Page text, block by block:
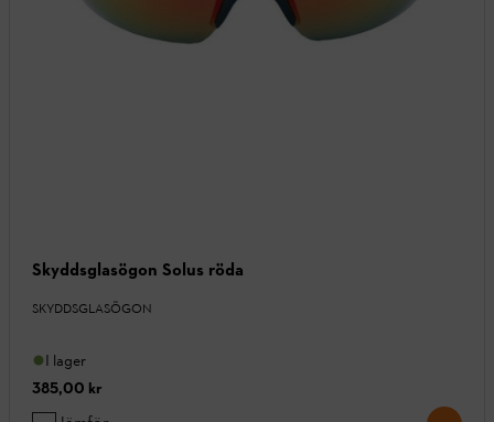
Skyddsglasögon Solus röda
SKYDDSGLASÖGON
I lager
385,00 kr